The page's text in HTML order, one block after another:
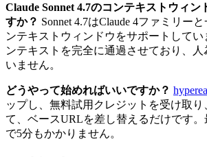
Claude Sonnet 4.7のコンテキストウィン
すか？ Sonnet 4.7はClaude 4ファミリー
ンテキストウィンドウをサポートしてい
ンテキストを完全に通過させており、
いません。
どうやって始めればいいですか？
ップし、無料試用クレジットを受け取
て、ベースURLを差し替えるだけです。
で5分もかかりません。